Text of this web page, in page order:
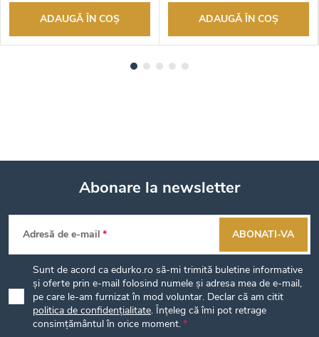
ADAUGĂ ÎN COŞ ADAUGĂ ÎN COŞ
S
u
b
Abonare la newsletter
Adresă de e-mail
Sunt de acord ca edurko.ro să-mi trimită buletine informative
și oferte prin e-mail folosind numele și adresa mea de e-mail,
pe care le-am furnizat în mod voluntar. Declar că am citit
politica de confidențialitate. Înțeleg că îmi pot retrage
consimțământul în orice moment.
ABONATI-VA